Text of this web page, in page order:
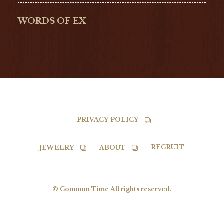
NORQAIN
TISSOT
WORDS OF EX
PRIVACY POLICY
© Common Time All rights reserved.
JEWELRY ABOUT RECRUIT